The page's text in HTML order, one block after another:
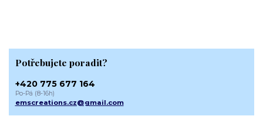
Potřebujete poradit?
+420 775 677 164
Po-Pá (8-16h)
emscreations.cz@gmail.com